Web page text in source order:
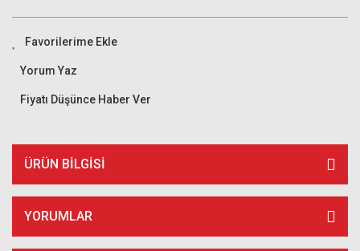
Yorum Yaz
Fiyatı Düşünce Haber Ver
ÜRÜN BILGISI
YORUMLAR